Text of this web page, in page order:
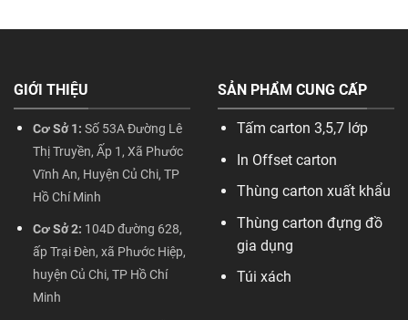
GIỚI THIỆU
Cơ Sở 1: Số 53A Đường Lê
Thị Truyền, Ấp 1, Xã Phước
Vĩnh An, Huyện Củ Chi, TP
Hồ Chí Minh
Cơ Sở 2: 104D đường 628,
ấp Trại Đèn, xã Phước Hiệp,
huyện Củ Chi, TP Hồ Chí
Minh
SẢN PHẨM CUNG CẤP
Tấm carton 3,5,7 lớp
In Offset carton
Thùng carton xuất khẩu
Thùng carton đựng đồ
gia dụng
Túi xách